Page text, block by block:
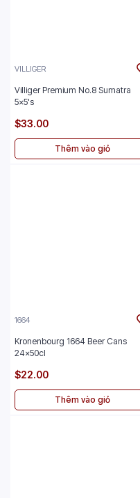
VILLIGER
Villiger Premium No.8 Sumatra
5x5's
$33.00
Thêm vào giỏ
1664
Kronenbourg 1664 Beer Cans
24x50cl
$22.00
Thêm vào giỏ